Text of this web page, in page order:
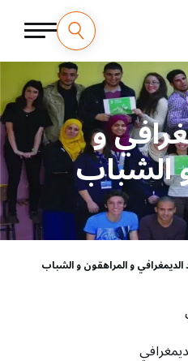
و
الشباب
الديمغرافي و المراهقون و الشباب